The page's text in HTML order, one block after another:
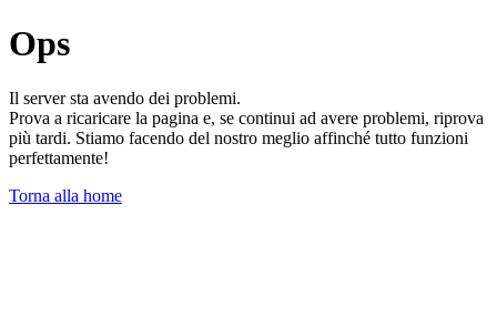
Ops
Il server sta avendo dei problemi.
Prova a ricaricare la pagina e, se continui ad avere problemi, riprova
più tardi. Stiamo facendo del nostro meglio affinché tutto funzioni
perfettamente!
Torna alla home